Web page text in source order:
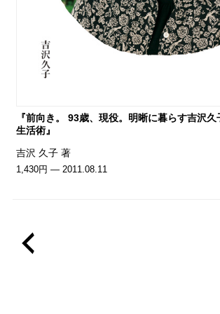
『前向き。 93歳、現役。明晰に暮らす吉沢久
生活術』
吉沢 久子 著
1,430円 — 2011.08.11